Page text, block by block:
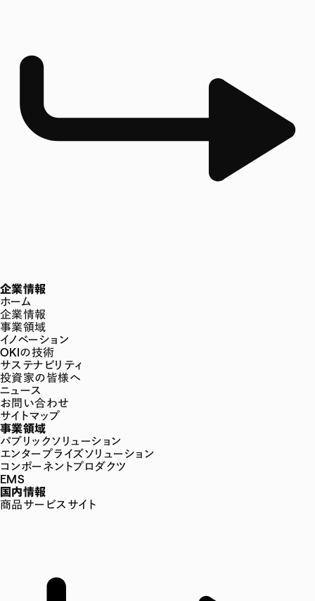
企業情報
ホーム
企業情報
事業領域
イノベーション
OKIの技術
サステナビリティ
投資家の皆様へ
ニュース
お問い合わせ
サイトマップ
事業領域
パブリックソリューション
エンタープライズソリューション
コンポーネントプロダクツ
EMS
国内情報
商品サービスサイト